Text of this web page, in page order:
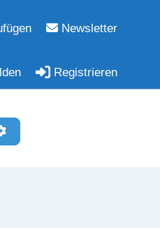
Newsletter
Registrieren
Erweiterte Filter